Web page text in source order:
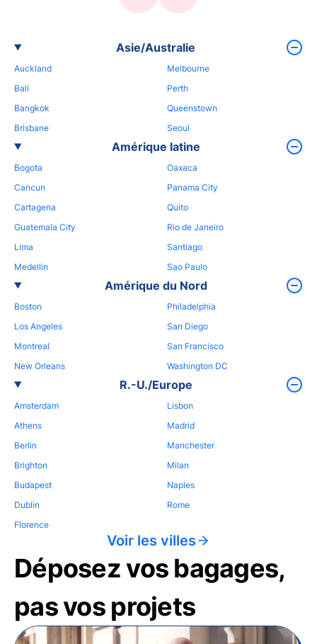
Asie/Australie
Auckland
Bali
Bangkok
Brisbane
Melbourne
Perth
Queenstown
Seoul
Amérique latine
Bogota
Cancun
Cartagena
Guatemala City
Lima
Medellin
Oaxaca
Panama City
Quito
Rio de Janeiro
Santiago
Sao Paulo
Amérique du Nord
Boston
Los Angeles
Montreal
New Orleans
Philadelphia
San Diego
San Francisco
Washington DC
R.-U./Europe
Amsterdam
Athens
Berlin
Brighton
Budapest
Dublin
Florence
Lisbon
Madrid
Manchester
Milan
Naples
Rome
Voir les villes
Déposez vos bagages,
pas vos projets